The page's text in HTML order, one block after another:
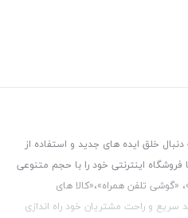
خلق ایده های جدید و استفاده از
فروشگاه اینترنتی خود را با حجم متنوعی
«گوشی تلفن همراه»،«کالا های
و راحت مشتریان خود راه اندازی